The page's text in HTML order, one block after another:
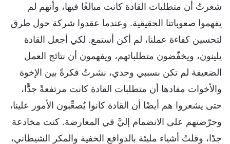
شعرتُ أن متطلبات القادة كانت مبالغًا فيها، وأنهم لم
يفهموا صعوباتنا الحقيقية. وعندما عقدوا شركة حول طرق
لتحسين كفاءة عملنا، لم أكن أستمع. لكي أجعل القادة
يلينون، ويخفّضون متطلباتهم، ويفهمون أن نتائج العمل
الضعيفة لم تكن بسببي وحدي، نشرتُ فكرةً بين الإخوة
والأخوات مفادها أن متطلبات القادة كانت مرتفعةً جدًّا،
حتى يشعروا هم أيضًا أن القادة كانوا يُصعِّبون الأمور علينا،
وحرّضتهم على الانضمام إليَّ في المعارضة. كنت مخادعة
جدًا، وقلتُ أشياء مليئة بالدوافع الخفية والمكر الشيطاني،